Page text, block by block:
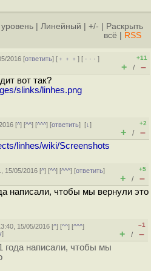
уровень Линейный +/-
Раскрыть
всё
RSS
2016 [ответить] [ ﹢﹢﹢] [ · · ·]
+11
+ / –
вот так?
slinks/linhes.png
[^] [^^] [^^^] [ответить][↓]
+2
+ / –
linhes/wiki/Screenshots
15/05/2016 [^] [^^] [^^^] [ответить]
+5
+ / –
написали, чтобы мы вернули это
15/05/2016 [^] [^^] [^^^]
]
–1
+ / –
года написали, чтобы мы